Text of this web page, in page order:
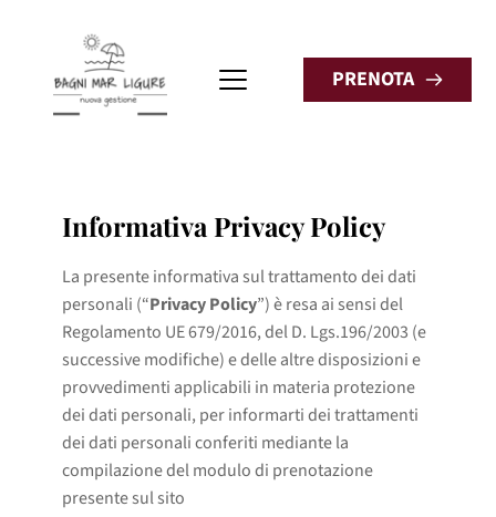
PRENOTA
Informativa Privacy Policy
La presente informativa sul trattamento dei dati
personali (“Privacy Policy”) è resa ai sensi del
Regolamento UE 679/2016, del D. Lgs.196/2003 (e
successive modifiche) e delle altre disposizioni e
provvedimenti applicabili in materia protezione
dei dati personali, per informarti dei trattamenti
dei dati personali conferiti mediante la
compilazione del modulo di prenotazione
presente sul sito